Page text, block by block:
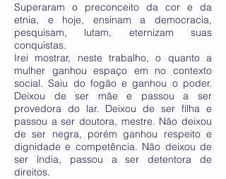
Superaram o preconceito da cor e da
etnia, e hoje, ensinam a democracia,
pesquisam, lutam, eternizam suas
conquistas.
Irei mostrar, neste trabalho, o quanto a
mulher ganhou espaço em no contexto
social. Saiu do fogão e ganhou o poder.
Deixou de ser mãe e passou a ser
provedora do lar. Deixou de ser filha e
passou a ser doutora, mestre. Não deixou
de ser negra, porém ganhou respeito e
dignidade e competência. Não deixou de
ser índia, passou a ser detentora de
direitos.